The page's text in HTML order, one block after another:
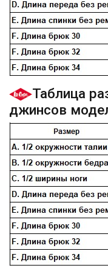
Таблица
джинсов